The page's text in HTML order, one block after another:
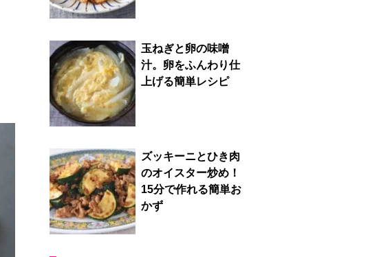
玉ねぎと卵の味噌
汁。卵をふんわり仕
上げる簡単レシピ
ズッキーニとひき肉
のオイスター炒め！
15分で作れる簡単お
かず